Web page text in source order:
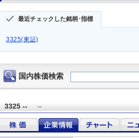
最近チェックした銘柄･指標
3325(東証)